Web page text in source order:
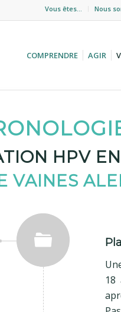
Vous êtes… Nous
COMPRENDRE AGIR
HPV
VAINES
18